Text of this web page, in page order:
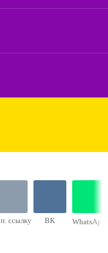
ссылку ВК WhatsApp